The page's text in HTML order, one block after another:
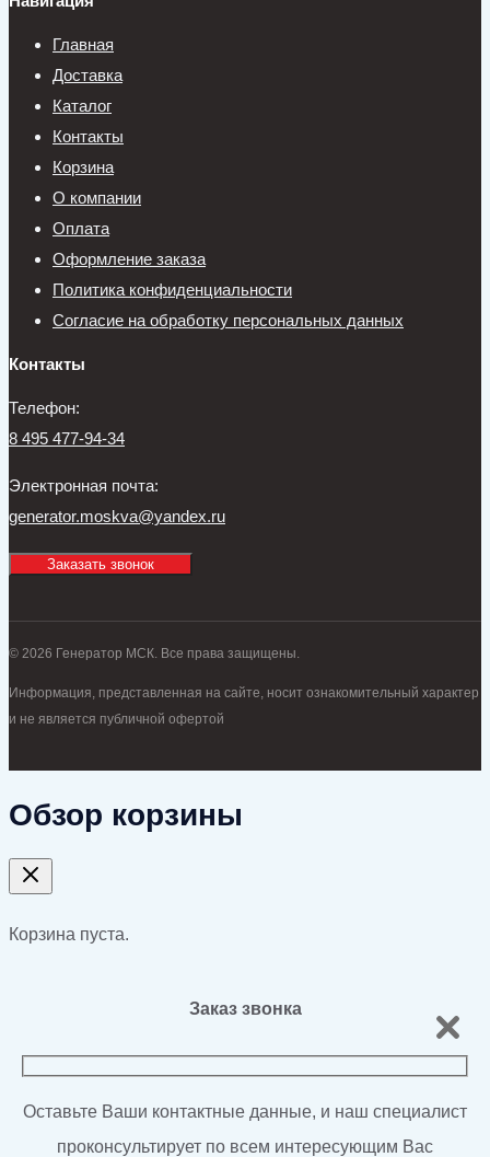
Главная
Доставка
Каталог
Контакты
Корзина
О компании
Оплата
Оформление заказа
Политика конфиденциальности
Согласие на обработку персональных данных
Контакты
Телефон:
8 495 477-94-34
Электронная почта:
generator.moskva@yandex.ru
Заказать звонок
© 2026 Генератор МСК. Все права защищены.
Информация, представленная на сайте, носит ознакомительный характер
и не является публичной офертой
Обзор корзины
Корзина пуста.
Заказ звонка
Оставьте Ваши контактные данные, и наш специалист
проконсультирует по всем интересующим Вас